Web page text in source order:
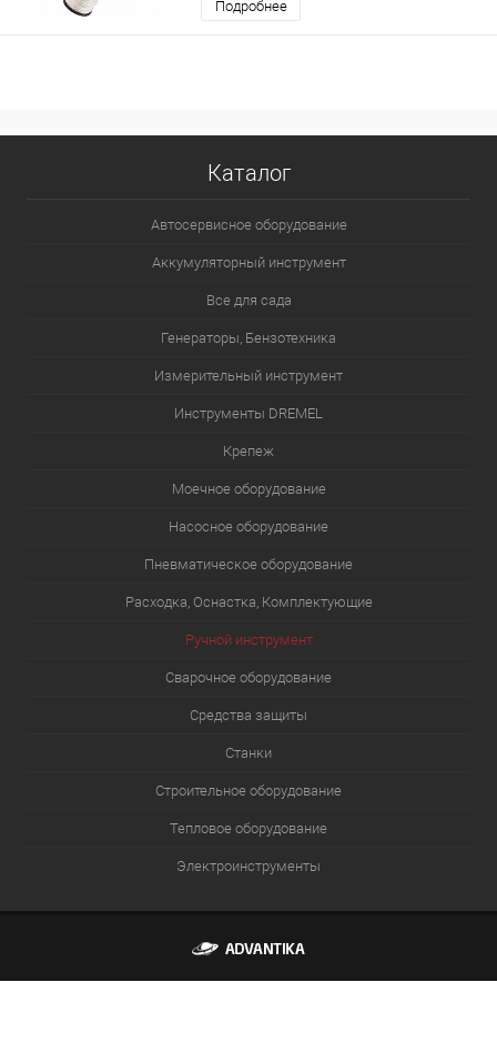
Подробнее
Каталог
Автосервисное оборудование
Аккумуляторный инструмент
Все для сада
Генераторы, Бензотехника
Измерительный инструмент
Инструменты DREMEL
Крепеж
Моечное оборудование
Насосное оборудование
Пневматическое оборудование
Расходка, Оснастка, Комплектующие
Ручной инструмент
Сварочное оборудование
Средства защиты
Станки
Строительное оборудование
Тепловое оборудование
Электроинструменты